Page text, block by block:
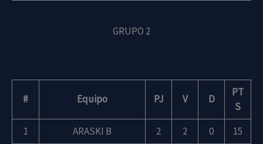
GRUPO 2
# Equipo PJ V D
PT
S
1
ARASKI B 2 2 0
15